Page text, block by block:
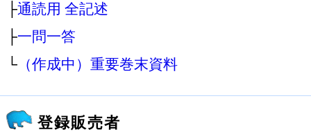
├通読用 全記述
├一問一答
└ （作成中）重要巻末資料
登録販売者